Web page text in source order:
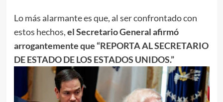
Lo más alarmante es que, al ser confrontado con
estos hechos,el Secretario General afirmó
arrogantemente que “REPORTA AL SECRETARIO
DE ESTADO DE LOS ESTADOS UNIDOS.”